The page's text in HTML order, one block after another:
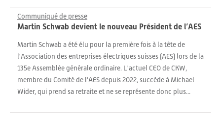
Communiqué de presse
Martin Schwab devient le nouveau Président de l’AES
Martin Schwab a été élu pour la première fois à la tête de
l'Association des entreprises électriques suisses (AES) lors de la
135e Assemblée générale ordinaire. L'actuel CEO de CKW,
membre du Comité de l'AES depuis 2022, succède à Michael
Wider, qui prend sa retraite et ne se représente donc plus...